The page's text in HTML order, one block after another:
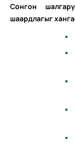
Сонгон
шаардлагыг